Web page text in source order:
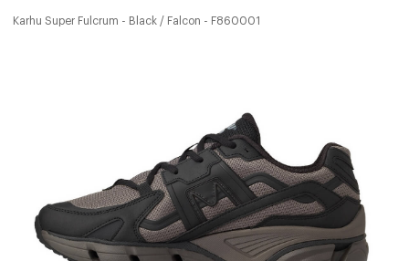
Karhu Super Fulcrum - Black / Falcon - F860001